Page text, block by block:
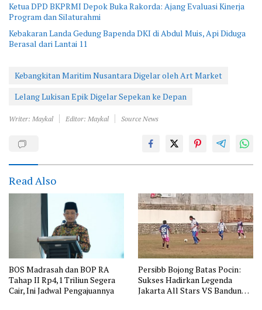
Ketua DPD BKPRMI Depok Buka Rakorda: Ajang Evaluasi Kinerja
Program dan Silaturahmi
Kebakaran Landa Gedung Bapenda DKI di Abdul Muis, Api Diduga
Berasal dari Lantai 11
Kebangkitan Maritim Nusantara Digelar oleh Art Market
Lelang Lukisan Epik Digelar Sepekan ke Depan
Writer: Maykal Editor: Maykal Source News
Read Also
BOS Madrasah dan BOP RA
Tahap II Rp4,1 Triliun Segera
Cair, Ini Jadwal Pengajuannya
Persibb Bojong Batas Pocin:
Sukses Hadirkan Legenda
Jakarta All Stars VS Bandung